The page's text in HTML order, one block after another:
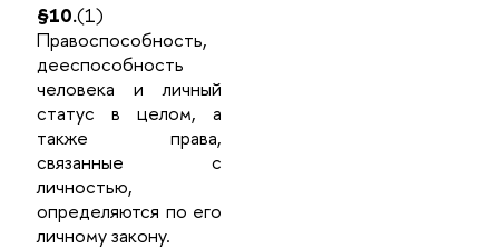
§10.(1)
Правоспособность,
дееспособность
человека и личный
статус в целом, а
также права,
связанные с
личностью,
определяются по его
личному закону.